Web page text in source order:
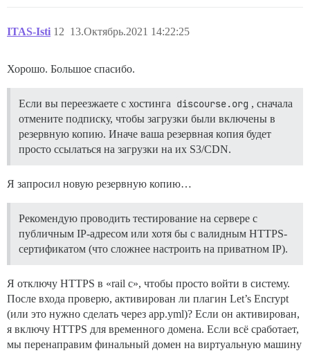
ITAS-Isti 13.Октябрь.2021 14:22:25
12
Хорошо. Большое спасибо.
Если вы переезжаете с хостинга discourse.org , сначала
отмените подписку, чтобы загрузки были включены в
резервную копию. Иначе ваша резервная копия будет
просто ссылаться на загрузки на их S3/CDN.
Я запросил новую резервную копию…
Рекомендую проводить тестирование на сервере с
публичным IP-адресом или хотя бы с валидным HTTPS-
сертификатом (что сложнее настроить на приватном IP).
Я отключу HTTPS в «rail c», чтобы просто войти в систему.
После входа проверю, активирован ли плагин Let’s Encrypt
(или это нужно сделать через app.yml)? Если он активирован,
я включу HTTPS для временного домена. Если всё сработает,
мы перенаправим финальный домен на виртуальную машину